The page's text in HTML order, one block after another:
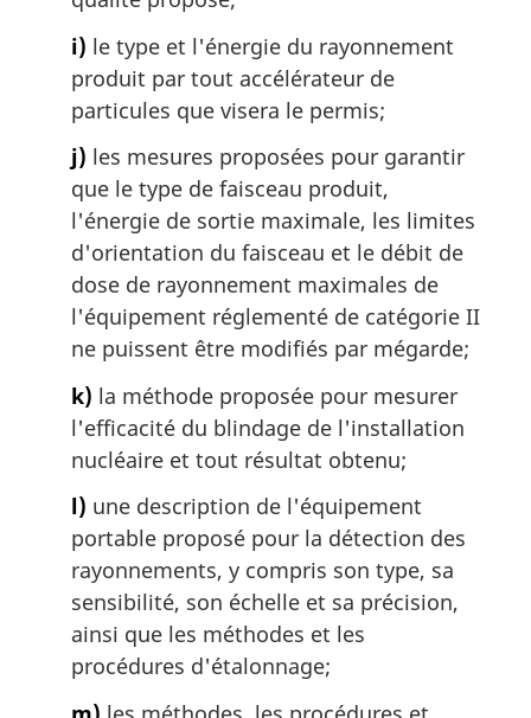
i) le type et l'énergie du rayonnement
produit par tout accélérateur de
particules que visera le permis;
j) les mesures proposées pour garantir
que le type de faisceau produit,
l'énergie de sortie maximale, les limites
d'orientation du faisceau et le débit de
dose de rayonnement maximales de
l'équipement réglementé de catégorie II
ne puissent être modifiés par mégarde;
k) la méthode proposée pour mesurer
l'efficacité du blindage de l'installation
nucléaire et tout résultat obtenu;
l) une description de l'équipement
portable proposé pour la détection des
rayonnements, y compris son type, sa
sensibilité, son échelle et sa précision,
ainsi que les méthodes et les
procédures d'étalonnage;